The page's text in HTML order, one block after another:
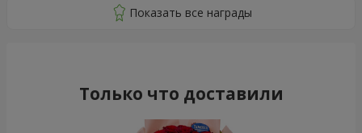
Только что доставили